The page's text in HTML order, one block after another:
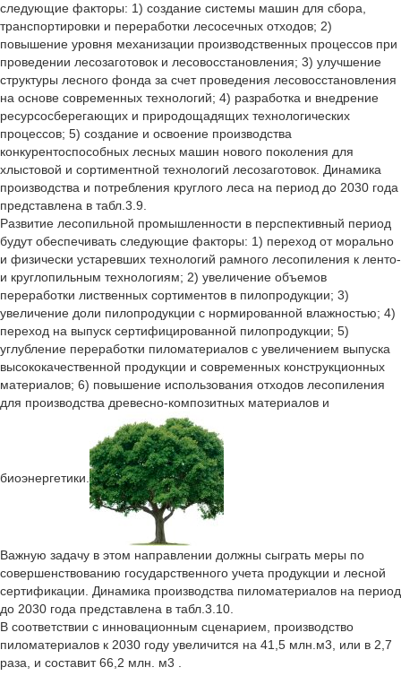
следующие факторы: 1) создание системы машин для сбора,
транспортировки и переработки лесосечных отходов; 2)
повышение уровня механизации производственных процессов при
проведении лесозаготовок и лесовосстановления; 3) улучшение
структуры лесного фонда за счет проведения лесовосстановления
на основе современных технологий; 4) разработка и внедрение
ресурсосберегающих и природощадящих технологических
процессов; 5) создание и освоение производства
конкурентоспособных лесных машин нового поколения для
хлыстовой и сортиментной технологий лесозаготовок. Динамика
производства и потребления круглого леса на период до 2030 года
представлена в табл.3.9.
Развитие лесопильной промышленности в перспективный период
будут обеспечивать следующие факторы: 1) переход от морально
и физически устаревших технологий рамного лесопиления к ленто-
и круглопильным технологиям; 2) увеличение объемов
переработки лиственных сортиментов в пилопродукции; 3)
увеличение доли пилопродукции с нормированной влажностью; 4)
переход на выпуск сертифицированной пилопродукции; 5)
углубление переработки пиломатериалов с увеличением выпуска
высококачественной продукции и современных конструкционных
материалов; 6) повышение использования отходов лесопиления
для производства древесно-композитных материалов и
биоэнергетики.
Важную задачу в этом направлении должны сыграть меры по
совершенствованию государственного учета продукции и лесной
сертификации. Динамика производства пиломатериалов на период
до 2030 года представлена в табл.3.10.
В соответствии с инновационным сценарием, производство
пиломатериалов к 2030 году увеличится на 41,5 млн.м3, или в 2,7
раза, и составит 66,2 млн. м3 .